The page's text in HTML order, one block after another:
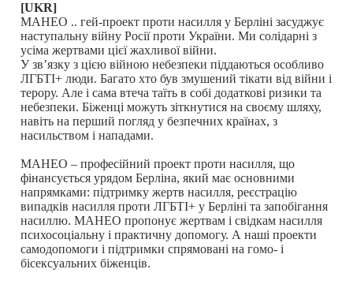
[UKR]
МАНЕО .. гей-проект проти насилля у Берліні засуджує
наступальну війну Росії проти України. Ми солідарні з
усіма жертвами цієї жахливої війни.
У зв’язку з цією війною небезпеки піддаються особливо
ЛГБТІ+ люди. Багато хто був змушений тікати від війни і
терору. Але і сама втеча таїть в собі додаткові ризики та
небезпеки. Біженці можуть зіткнутися на своєму шляху,
навіть на перший погляд у безпечних країнах, з
насильством і нападами.
МАНЕО – професійний проект проти насилля, що
фінансується урядом Берліна, який має основними
напрямками: підтримку жертв насилля, реєстрацію
випадків насилля проти ЛГБТІ+ у Берліні та запобігання
насиллю. МАНЕО пропонує жертвам і свідкам насилля
психосоціальну і практичну допомогу. А наші проекти
самодопомоги і підтримки спрямовані на гомо- і
бісексуальних біженців.